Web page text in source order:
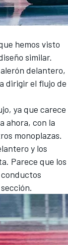
hemos visto
similar.
delantero,
dirigir el flujo de
ya que carece
ahora, con la
monoplazas.
y los
Parece que los
conductos